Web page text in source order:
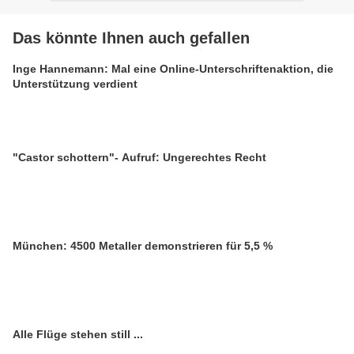
Das könnte Ihnen auch gefallen
Inge Hannemann: Mal eine Online-Unterschriftenaktion, die
Unterstützung verdient
"Castor schottern"- Aufruf: Ungerechtes Recht
München: 4500 Metaller demonstrieren für 5,5 %
Alle Flüge stehen still ...